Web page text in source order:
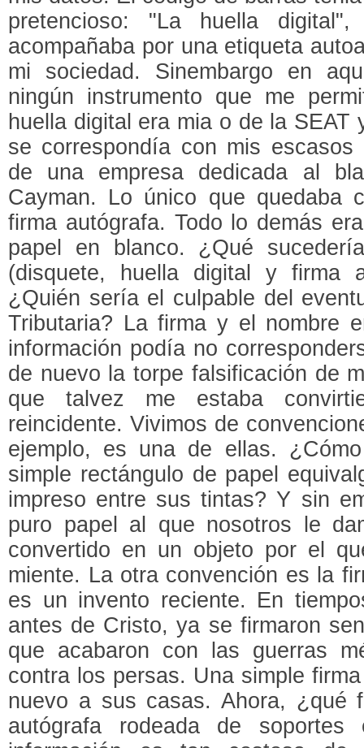
pretencioso: "La huella
acompañaba por una etiqueta
mi sociedad. Sinembargo en
ningún instrumento que me
huella digital era mia o de la SEAT
se correspondía con mis
de una empresa dedicada al
Cayman. Lo único que quedaba
firma autógrafa. Todo lo demás
papel en blanco. ¿Qué
(disquete, huella digital y firma
¿Quién sería el culpable del
Tributaria? La firma y el nombre
información podía no
de nuevo la torpe falsificación de
que talvez me estaba
reincidente. Vivimos de
ejemplo, es una de ellas.
simple rectángulo de papel
impreso entre sus tintas? Y sin
puro papel al que nosotros le
convertido en un objeto por el
miente. La otra convención es la
es un invento reciente. En
antes de Cristo, ya se firmaron
que acabaron con las guerras
contra los persas. Una simple
nuevo a sus casas. Ahora, ¿qué
autógrafa rodeada de